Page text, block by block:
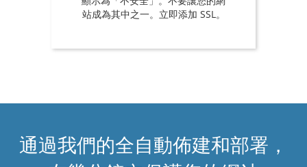
站成為其中之一。立即添加 SSL。
通過我們的全自動佈建和部署，